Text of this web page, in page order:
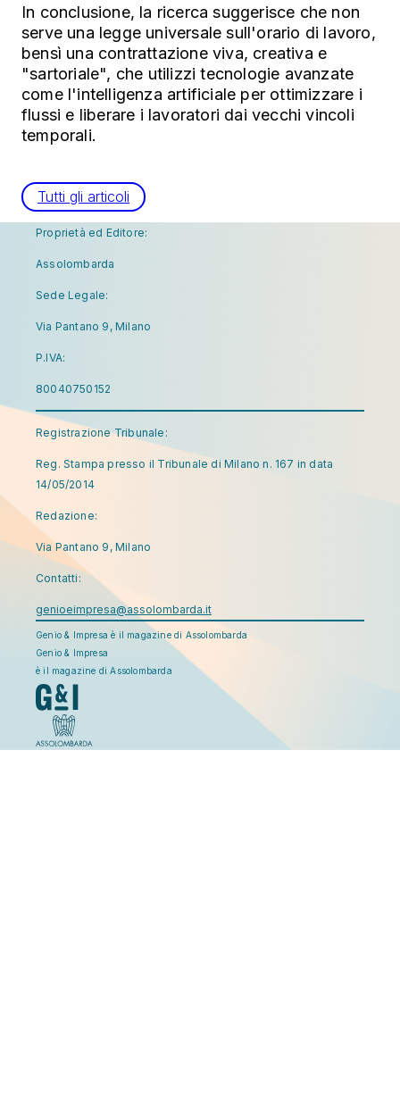
In conclusione, la ricerca suggerisce che non
serve una legge universale sull'orario di lavoro,
bensì una contrattazione viva, creativa e
"sartoriale", che utilizzi tecnologie avanzate
come l'intelligenza artificiale per ottimizzare i
flussi e liberare i lavoratori dai vecchi vincoli
temporali.
Tutti gli articoli
Proprietà ed Editore:
Assolombarda
Sede Legale:
Via Pantano 9, Milano
P.IVA:
80040750152
Registrazione Tribunale:
Reg. Stampa presso il Tribunale di Milano n. 167 in data
14/05/2014
Redazione:
Via Pantano 9, Milano
Contatti:
genioeimpresa@assolombarda.it
Genio & Impresa è il magazine di Assolombarda
Genio & Impresa
è il magazine di Assolombarda